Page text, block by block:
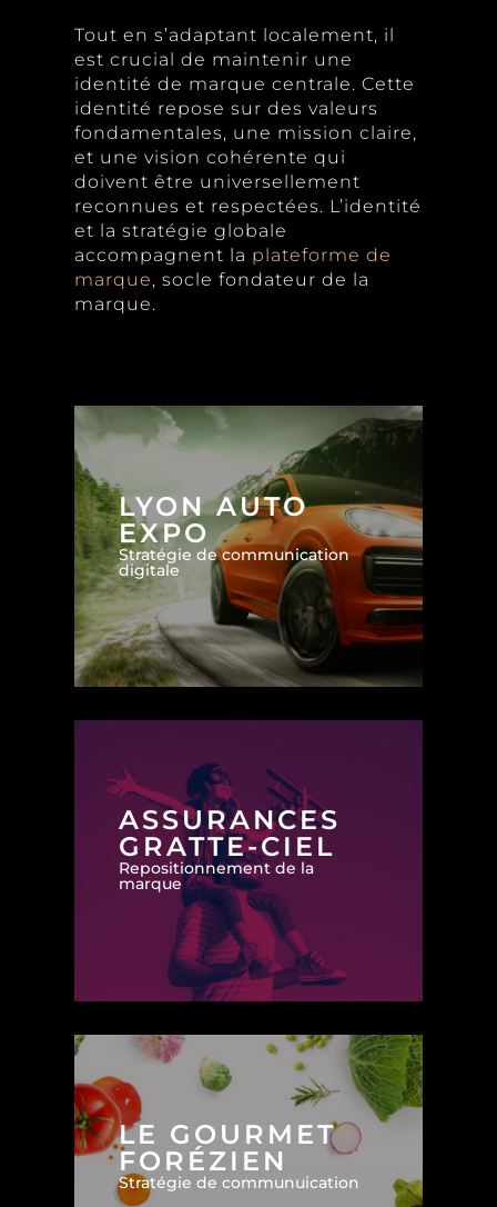
Tout en s’adaptant localement, il
est crucial de maintenir une
identité de marque centrale. Cette
identité repose sur des valeurs
fondamentales, une mission claire,
et une vision cohérente qui
doivent être universellement
reconnues et respectées. L’identité
et la stratégie globale
accompagnent la plateforme de
marque, socle fondateur de la
marque.
LYON AUTO
EXPO
Stratégie de communication
digitale
ASSURANCES
GRATTE-CIEL
Repositionnement de la
marque
LE GOURMET
FORÉZIEN
Stratégie de communuication